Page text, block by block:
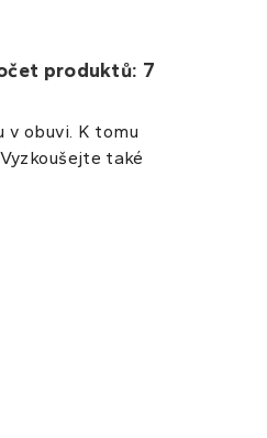
produktů: 7
v obuvi. K tomu
také